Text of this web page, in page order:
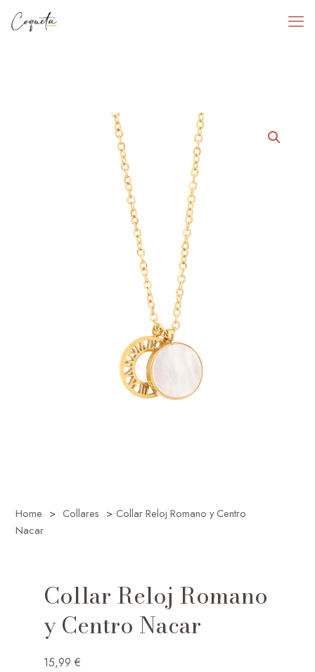
Home > Collares > Collar Reloj Romano y Centro
Nacar
Collar Reloj Romano
y Centro Nacar
15,99€